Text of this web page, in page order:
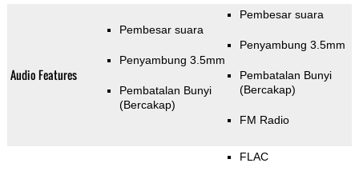
Audio Features
Pembesar suara
Penyambung 3.5mm
Pembatalan Bunyi
(Bercakap)
Pembesar suara
Penyambung 3.5mm
Pembatalan Bunyi
(Bercakap)
FM Radio
FLAC